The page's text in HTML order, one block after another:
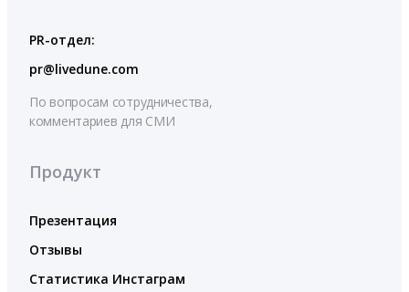
PR-отдел:
pr@livedune.com
По вопросам сотрудничества,
комментариев для СМИ
Продукт
Презентация
Отзывы
Статистика Инстаграм